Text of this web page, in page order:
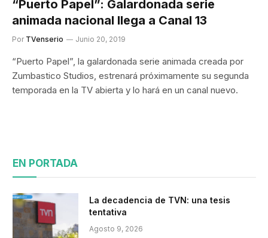
“Puerto Papel”: Galardonada serie
animada nacional llega a Canal 13
Por TVenserio Junio 20, 2019
“Puerto Papel”, la galardonada serie animada creada por
Zumbastico Studios, estrenará próximamente su segunda
temporada en la TV abierta y lo hará en un canal nuevo.
EN PORTADA
La decadencia de TVN: una tesis
tentativa
Agosto 9, 2026